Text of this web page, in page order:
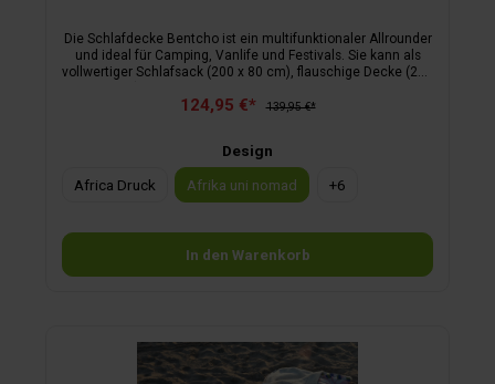
Die Schlafdecke Bentcho ist ein multifunktionaler Allrounder
und ideal für Camping, Vanlife und Festivals. Sie kann als
vollwertiger Schlafsack (200 x 80 cm), flauschige Decke (200
modische Wendetasche dient als Kissen und stylischer
Polyester
124,95 €* 139,95 €*
Design
Africa Druck
Afrika uni nomad +6
In den Warenkorb